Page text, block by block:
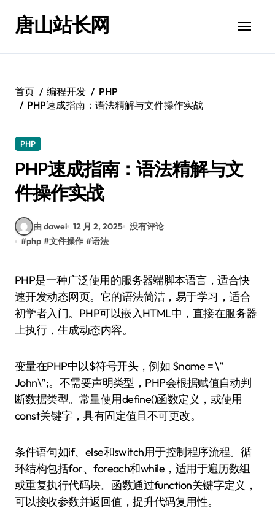
唐山站长网
首页 编程开发
PHP
PHP速成指南：语法精解与文件操作实战
PHP
PHP速成指南：语法精解与文
件操作实战
由 dawei 12 月 2, 2025 没有评论
#php #文件操作 #语法
PHP是一种广泛使用的服务器端脚本语言，适合快
速开发动态网页。它的语法简洁，易于学习，适合
初学者入门。PHP可以嵌入HTML中，直接在服务器
上执行，生成动态内容。
变量在PHP中以$符号开头，例如 $name = \”
John\”;。不需要声明类型，PHP会根据赋值自动判
断数据类型。常量使用define()函数定义，或使用
const关键字，具有固定值且不可更改。
条件语句如if、else和switch用于控制程序流程。循
环结构包括for、foreach和while，适用于遍历数组
或重复执行代码块。函数通过function关键字定义，
可以接收参数并返回值，提升代码复用性。